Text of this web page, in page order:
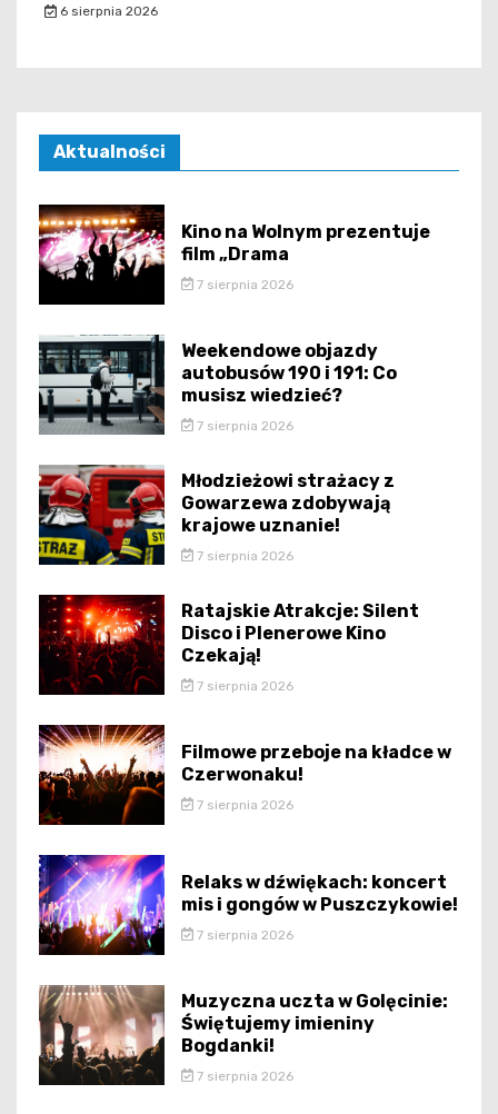
6 sierpnia 2026
Aktualności
Kino na Wolnym prezentuje
film „Drama
7 sierpnia 2026
Weekendowe objazdy
autobusów 190 i 191: Co
musisz wiedzieć?
7 sierpnia 2026
Młodzieżowi strażacy z
Gowarzewa zdobywają
krajowe uznanie!
7 sierpnia 2026
Ratajskie Atrakcje: Silent
Disco i Plenerowe Kino
Czekają!
7 sierpnia 2026
Filmowe przeboje na kładce w
Czerwonaku!
7 sierpnia 2026
Relaks w dźwiękach: koncert
mis i gongów w Puszczykowie!
7 sierpnia 2026
Muzyczna uczta w Golęcinie:
Świętujemy imieniny
Bogdanki!
7 sierpnia 2026